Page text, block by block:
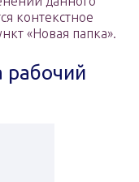
контекстное
«Новая папка».
рабочий